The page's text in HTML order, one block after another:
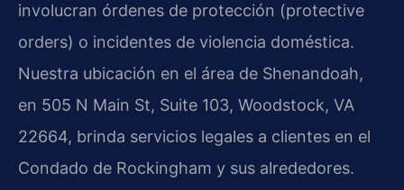
involucran órdenes de protección (protective
orders) o incidentes de violencia doméstica.
Nuestra ubicación en el área de Shenandoah,
en 505 N Main St, Suite 103, Woodstock, VA
22664, brinda servicios legales a clientes en el
Condado de Rockingham y sus alrededores.